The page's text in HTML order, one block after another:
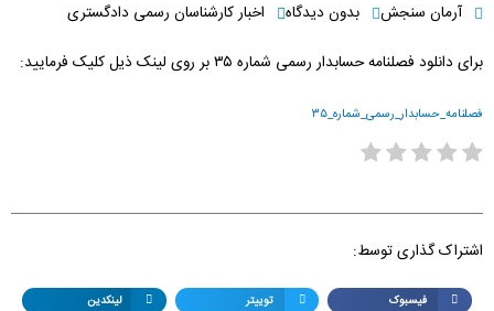
آرمان سنجش بدون دیدگاه اخبار کارشناسان رسمی دادگستری
برای دانلود فصلنامه حسابدار رسمی شماره ۳۵ بر روی لینک ذیل کلیک فرمایید:
فصلنامه_حسابدار_رسمی_شماره_۳۵
اشتراک گذاری توسط:
فیسبوک توییتر
لینکدین